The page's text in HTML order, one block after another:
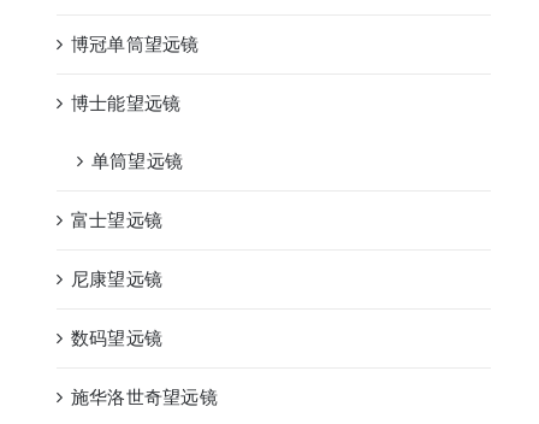
博冠单筒望远镜
博士能望远镜
单筒望远镜
富士望远镜
尼康望远镜
数码望远镜
施华洛世奇望远镜